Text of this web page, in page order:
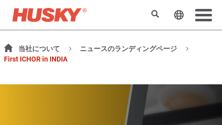
検索 ウェブサ
当社について
ニュースのランディングページ
First ICHOR in INDIA